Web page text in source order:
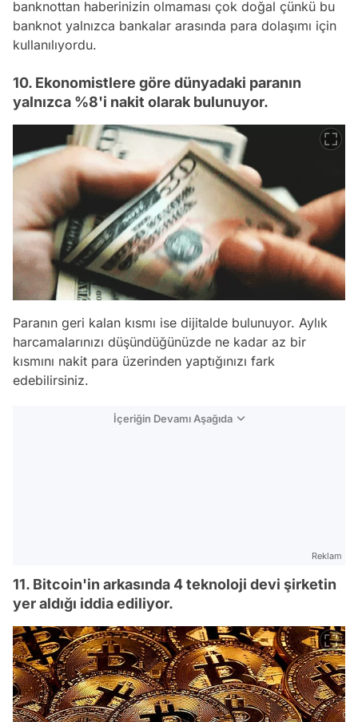
banknottan haberinizin olmaması çok doğal çünkü bu
banknot yalnızca bankalar arasında para dolaşımı için
kullanılıyordu.
10. Ekonomistlere göre dünyadaki paranın
yalnızca %8'i nakit olarak bulunuyor.
Paranın geri kalan kısmı ise dijitalde bulunuyor. Aylık
harcamalarınızı düşündüğünüzde ne kadar az bir
kısmını nakit para üzerinden yaptığınızı fark
edebilirsiniz.
İçeriğin Devamı Aşağıda
Reklam
11. Bitcoin'in arkasında 4 teknoloji devi şirketin
yer aldığı iddia ediliyor.